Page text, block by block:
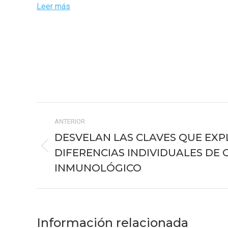
Leer más
entre
publicaciones
ANTERIOR
Publicación
anterior:
DESVELAN LAS CLAVES QUE
DIFERENCIAS INDIVIDUALES DE
INMUNOLÓGICO
Información relacionada